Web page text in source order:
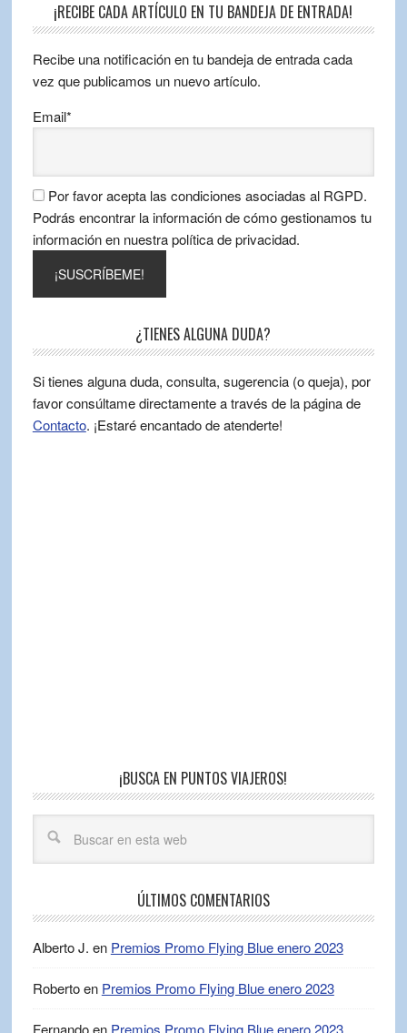
¡RECIBE CADA ARTÍCULO EN TU BANDEJA DE ENTRADA!
Recibe una notificación en tu bandeja de entrada cada
vez que publicamos un nuevo artículo.
Email*
Por favor acepta las condiciones asociadas al RGPD.
Podrás encontrar la información de cómo gestionamos tu
información en nuestra política de privacidad.
¿TIENES ALGUNA DUDA?
Si tienes alguna duda, consulta, sugerencia (o queja), por
favor consúltame directamente a través de la página de
Contacto. ¡Estaré encantado de atenderte!
¡BUSCA EN PUNTOS VIAJEROS!
ÚLTIMOS COMENTARIOS
Alberto J. en Premios Promo Flying Blue enero 2023
Robertoen Premios Promo Flying Blue enero 2023